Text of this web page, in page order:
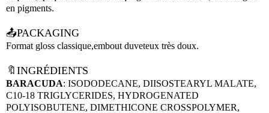
en pigments.
📤PACKAGING
Format gloss classique,embout duveteux très doux.
🔖INGRÉDIENTS
BARACUDA: ISODODECANE, DIISOSTEARYL MALATE,
C10-18 TRIGLYCERIDES, HYDROGENATED
POLYISOBUTENE, DIMETHICONE CROSSPOLYMER,